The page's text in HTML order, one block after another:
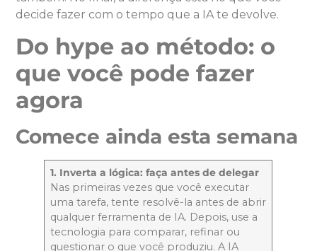
decide fazer com o tempo que a IA te devolve.
Do hype ao método: o
que você pode fazer
agora
Comece ainda esta semana
1. Inverta a lógica: faça antes de delegar
Nas primeiras vezes que você executar
uma tarefa, tente resolvê-la antes de abrir
qualquer ferramenta de IA. Depois, use a
tecnologia para comparar, refinar ou
questionar o que você produziu. A IA